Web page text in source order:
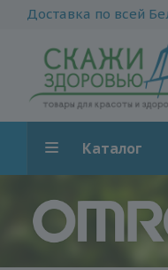
Доставка по всей
Каталог